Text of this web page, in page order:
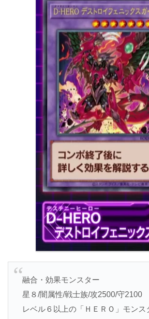
融合・効果モンスター
星８/闇属性/戦士族/攻2500/守2100
レベル６以上の「ＨＥＲＯ」モンス